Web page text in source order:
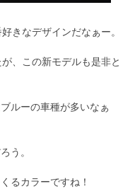
きなデザインだなぁー。
、この新モデルも是非と
ルーの車種が多いなぁ
う。
るカラーですね！